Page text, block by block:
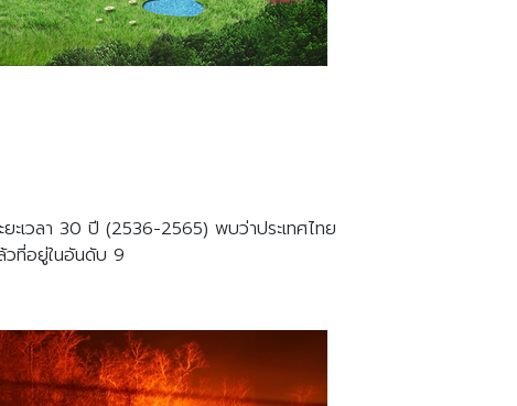
ะเวลา 30 ปี (2536-2565) พบว่าประเทศไทย
วที่อยู่ในอันดับ 9